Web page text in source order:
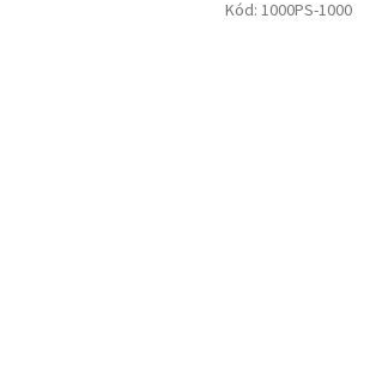
Kód: 1000PS-1000